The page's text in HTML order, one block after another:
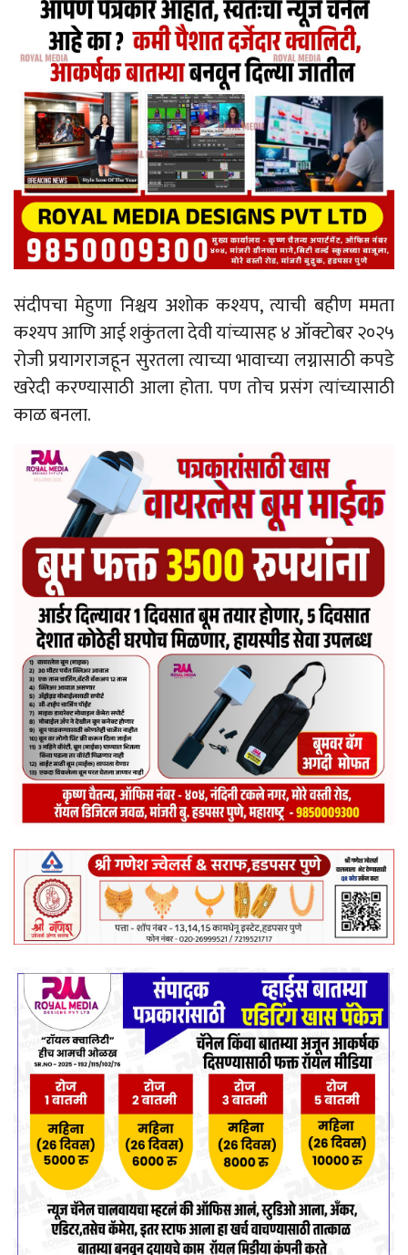
संदीपचा मेहुणा निश्चय अशोक कश्यप, त्याची बहीण ममता
कश्यप आणि आई शकुंतला देवी यांच्यासह ४ ऑक्टोबर २०२५
रोजी प्रयागराजहून सुरतला त्याच्या भावाच्या लग्नासाठी कपडे
खरेदी करण्यासाठी आला होता. पण तोच प्रसंग त्यांच्यासाठी
काळ बनला.